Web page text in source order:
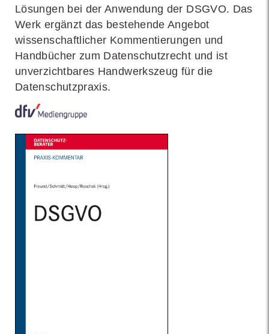
Lösungen bei der Anwendung der DSGVO. Das
Werk ergänzt das bestehende Angebot
wissenschaftlicher Kommentierungen und
Handbücher zum Datenschutzrecht und ist
unverzichtbares Handwerkszeug für die
Datenschutzpraxis.